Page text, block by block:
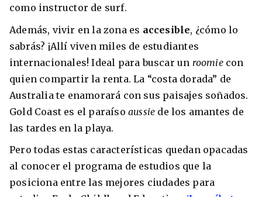
como instructor de surf.
Además, vivir en la zona es accesible, ¿cómo lo
sabrás? ¡Allí viven miles de estudiantes
internacionales! Ideal para buscar un roomiecon
quien compartir la renta. La “costa dorada” de
Australia te enamorará con sus paisajes soñados.
Gold Coast es el paraíso aussie de los amantes de
las tardes en la playa.
Pero todas estas características quedan opacadas
al conocer el programa de estudios que la
posiciona entre las mejores ciudades para